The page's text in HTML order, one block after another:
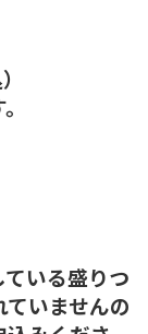
いる盛りつ
いませんの